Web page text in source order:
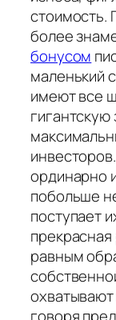
стоимость.
более
бонусом
маленький
имеют все
гигантскую
ординарно
побольше
поступает
равным